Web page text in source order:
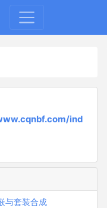
ind
与套装合成